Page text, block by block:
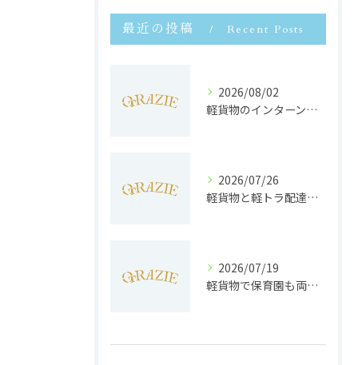
最近の投稿 Recent Posts
2026/08/02
軽貨物のインターンで静岡県浜松市で未経験から収入安定と働きやすさを両立するポイント
2026/07/26
軽貨物と軽トラ配達の収益実態と独立へのステップを徹底解説
2026/07/19
軽貨物で保育園も両立静岡県浜松市で子育てと働きやすさを実現する方法